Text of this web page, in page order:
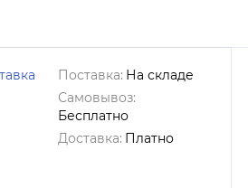
Поставка: На складе
Самовывоз:
Бесплатно
Доставка: Платно